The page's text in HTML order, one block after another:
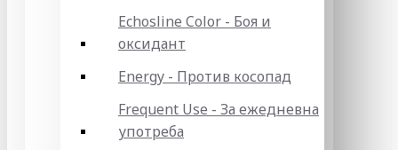
Echosline Color - Боя и
оксидант
Energy - Против косопад
Frequent Use - За ежедневна
употреба